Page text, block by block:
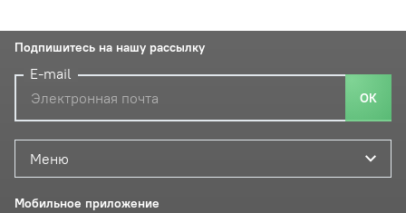
Меню
Мобильное приложение
Подпишитесь на нашу рассылку
E-mail
ОК